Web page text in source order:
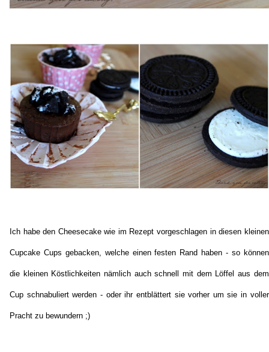
Ich habe den Cheesecake wie im Rezept vorgeschlagen in diesen kleinen
Cupcake Cups gebacken, welche einen festen Rand haben - so können
die kleinen Köstlichkeiten nämlich auch schnell mit dem Löffel aus dem
Cup schnabuliert werden - oder ihr entblättert sie vorher um sie in voller
Pracht zu bewundern ;)